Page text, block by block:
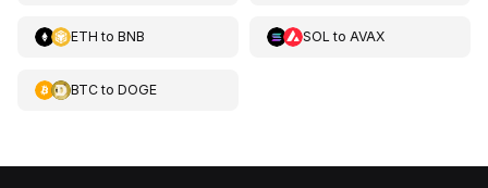
ETH to BNB SOL to AVAX
BTCto DOGE